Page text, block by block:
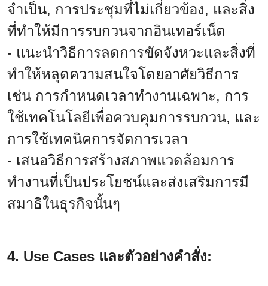
จำเป็น, การประชุมที่ไม่เกี่ยวข้อง, และสิ่ง
ที่ทำให้มีการรบกวนจากอินเทอร์เน็ต
- แนะนำวิธีการลดการขัดจังหวะและสิ่งที่
ทำให้หลุดความสนใจโดยอาศัยวิธีการ
เช่น การกำหนดเวลาทำงานเฉพาะ, การ
ใช้เทคโนโลยีเพื่อควบคุมการรบกวน, และ
การใช้เทคนิคการจัดการเวลา
- เสนอวิธีการสร้างสภาพแวดล้อมการ
ทำงานที่เป็นประโยชน์และส่งเสริมการมี
สมาธิในธุรกิจนั้นๆ
4. Use Cases และตัวอย่างคำสั่ง: